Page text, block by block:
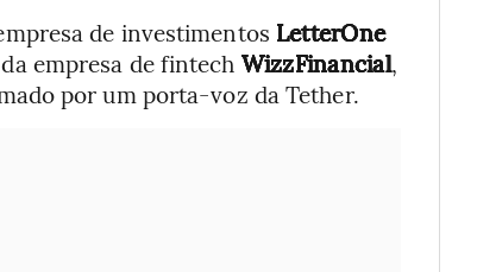
de investimentos LetterOne
empresa de fintech WizzFinancial,
por um porta-voz da Tether.